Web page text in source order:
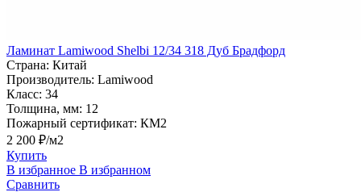
Ламинат Lamiwood Shelbi 12/34 318 Дуб Брадфорд
Страна: Китай
Производитель: Lamiwood
Класс: 34
Толщина, мм: 12
Пожарный сертификат: КМ2
2 200 ₽/м2
Купить
В избранное В избранном
Сравнить